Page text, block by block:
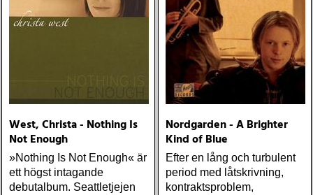
West, Christa - Nothing Is
Not Enough
»Nothing Is Not Enough« är
ett högst intagande
debutalbum. Seattletjejen
Nordgarden - A Brighter
Kind of Blue
Efter en lång och turbulent
period med låtskrivning,
kontraktsproblem,